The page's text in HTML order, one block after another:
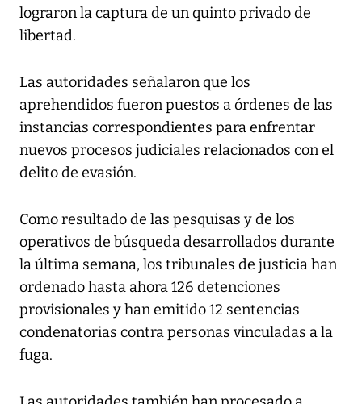
lograron la captura de un quinto privado de
libertad.
Las autoridades señalaron que los
aprehendidos fueron puestos a órdenes de las
instancias correspondientes para enfrentar
nuevos procesos judiciales relacionados con el
delito de evasión.
Como resultado de las pesquisas y de los
operativos de búsqueda desarrollados durante
la última semana, los tribunales de justicia han
ordenado hasta ahora 126 detenciones
provisionales y han emitido 12 sentencias
condenatorias contra personas vinculadas a la
fuga.